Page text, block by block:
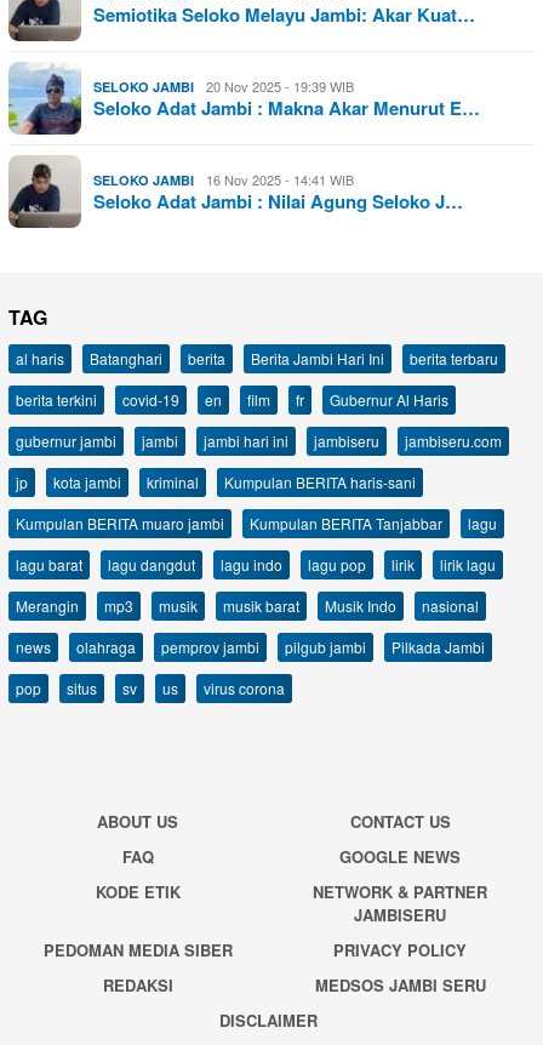
Semiotika Seloko Melayu Jambi: Akar Kuat…
SELOKO JAMBI 20 Nov 2025 - 19:39 WIB
Seloko Adat Jambi : Makna Akar Menurut E…
SELOKO JAMBI 16 Nov 2025 - 14:41 WIB
Seloko Adat Jambi : Nilai Agung Seloko J…
TAG
al haris Batanghari berita Berita Jambi Hari Ini
berita terbaru
berita terkini
covid-19 en film fr
Gubernur Al Haris
gubernur jambi
jambi jambi hari ini jambiseru
jambiseru.com
jp
kota jambi kriminal
Kumpulan BERITA haris-sani
Kumpulan BERITA muaro jambi
Kumpulan BERITA Tanjabbar
lagu
lagu barat
lagu dangdut lagu indo lagu pop lirik
lirik lagu
Merangin
mp3 musik musik barat Musik Indo
nasional
news
olahraga pemprov jambi pilgub jambi
Pilkada Jambi
pop
situs sv us virus corona
ABOUT US
CONTACT US
FAQ
GOOGLE NEWS
KODE ETIK
NETWORK & PARTNER
JAMBISERU
PEDOMAN MEDIA SIBER
PRIVACY POLICY
REDAKSI
MEDSOS JAMBI SERU
DISCLAIMER